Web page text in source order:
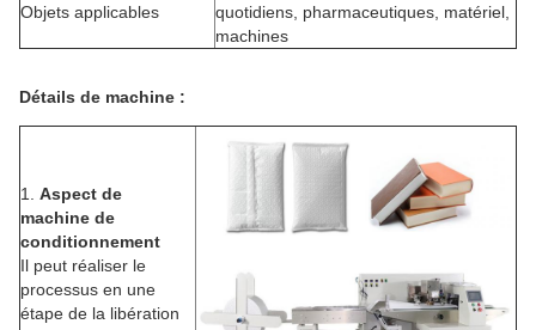
Objets applicables
quotidiens, pharmaceutiques, matériel,
machines
Détails de machine :
1. Aspect de
machine de
conditionnement
Il peut réaliser le
processus en une
étape de la libération